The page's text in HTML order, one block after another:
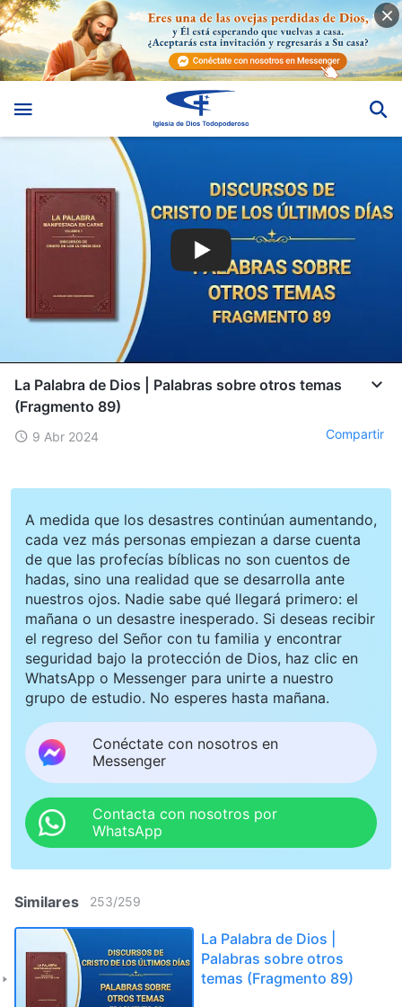
La Palabra de Dios | Palabras sobre otros temas
(Fragmento 89)
9 Abr 2024 Compartir
A medida que los desastres continúan aumentando,
cada vez más personas empiezan a darse cuenta
de que las profecías bíblicas no son cuentos de
hadas, sino una realidad que se desarrolla ante
nuestros ojos. Nadie sabe qué llegará primero: el
mañana o un desastre inesperado. Si deseas recibir
el regreso del Señor con tu familia y encontrar
seguridad bajo la protección de Dios, haz clic en
WhatsApp o Messenger para unirte a nuestro
grupo de estudio. No esperes hasta mañana.
Conéctate con nosotros en
Messenger
Contacta con nosotros por
WhatsApp
Similares 253/259
La Palabra de Dios |
Palabras sobre otros
temas (Fragmento 89)